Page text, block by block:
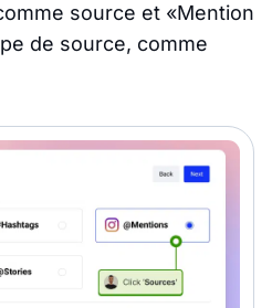
source et «Mention
de source, comme